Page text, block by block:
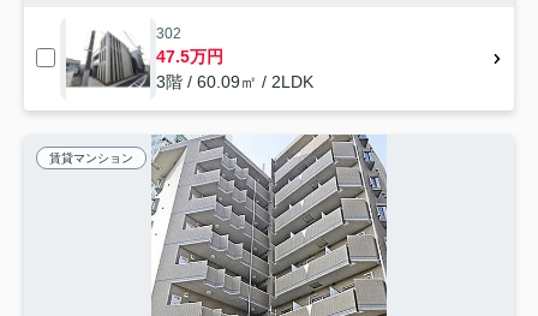
302
47.5万円
3階 / 60.09㎡ / 2LDK
賃貸マンション